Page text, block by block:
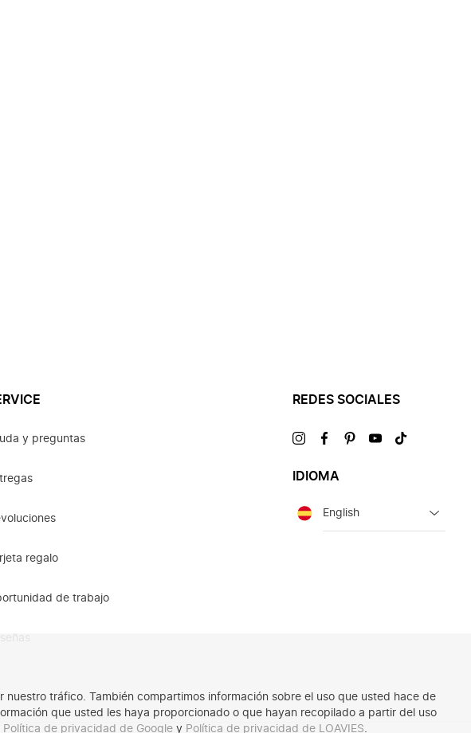
tráfico. También compartimos información sobre el uso que usted hace de
que usted les haya proporcionado o que hayan recopilado a partir del uso
Política de privacidad de Google y Política de privacidad de LOAVIES.
y preguntas
regalo
de trabajo
REDES SOCIALES
VisítanosVisítanosVisítanosVisítanosVisítanos
IDIOMA
Idioma